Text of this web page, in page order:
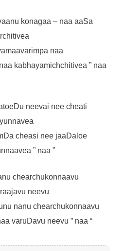
konagaa – naa aaSa
naa
kabhayamichchitivea ” naa
neevai nee cheati
cheasi nee jaaDaloe
” naa ”
chearchukonnaavu
neevu
nanu chearchukonnaavu
varuDavu neevu ” naa “